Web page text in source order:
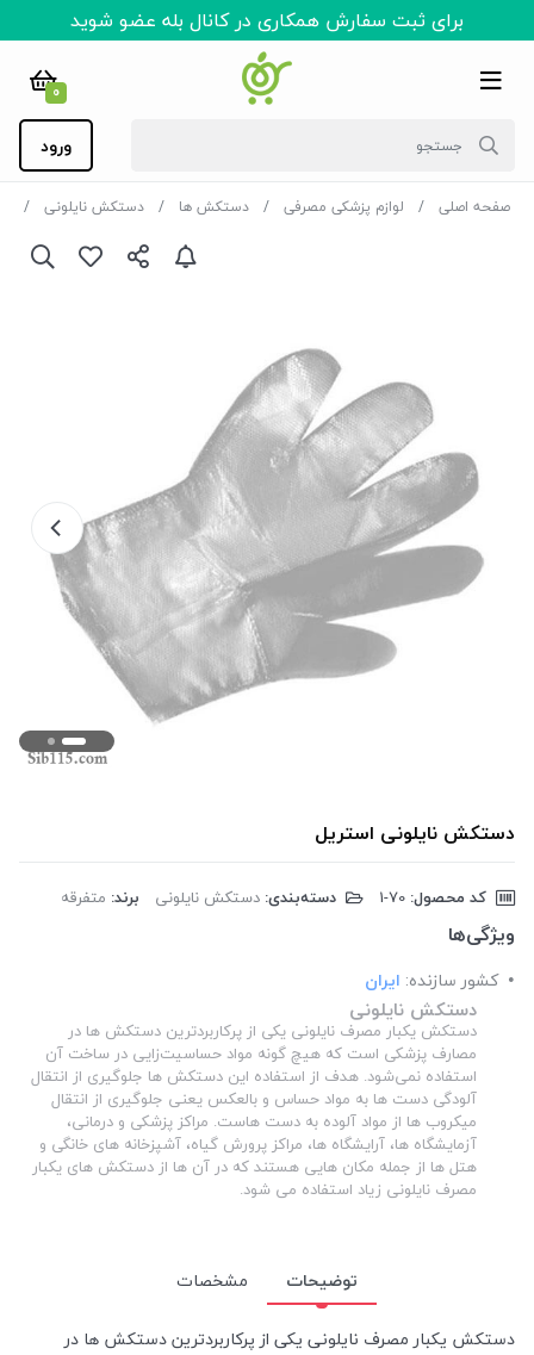
برای ثبت سفارش همکاری در کانال بله عضو شوید
0
ورود
صفحه اصلی لوازم پزشکی مصرفی دستکش ها دستکش نایلونی
دستکش نایلونی استریل
کد محصول: دسته‌بندی: دستکش نایلونی برند: متفرقه
ویژگی‌ها
کشور سازنده: ایران
دستکش نایلونی
دستکش یکبار مصرف نایلونی یکی از پرکاربردترین دستکش ها در
مصارف پزشکی است که هیچ گونه مواد حساسیت‌زایی در ساخت آن
استفاده نمی‌شود. هدف از استفاده این دستکش ها جلوگیری از انتقال
آلودگی دست ها به مواد حساس و بالعکس یعنی جلوگیری از انتقال
میکروب ها از مواد آلوده به دست هاست. مراکز پزشکی و درمانی،
آزمایشگاه ها، آرایشگاه ها، مراکز پرورش گیاه، آشپزخانه های خانگی و
هتل ها از جمله مکان هایی هستند که در آن ها از دستکش های یکبار
مصرف نایلونی زیاد استفاده می شود.
توضیحات
مشخصات
دستکش یکبار مصرف نایلونی یکی از پرکاربردترین دستکش ها در